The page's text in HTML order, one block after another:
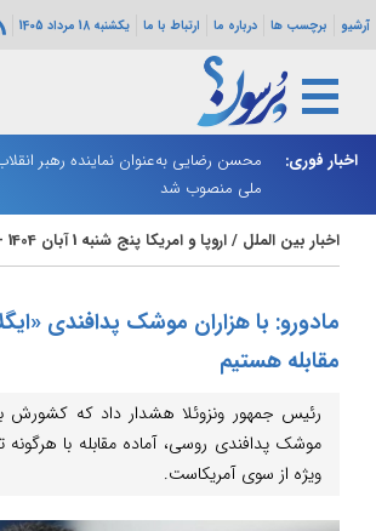
آرشیو برچسب ها درباره ما ارتباط با ما یکشنبه 18 مرداد 1405
اخبار فوری:
محسن رضایی به‌عنوان نماینده رهبر
ملی منصوب شد
اخبار بین الملل /اروپا و امریکا پنج شنبه 1 آبان 1404 - 08:43
مادورو: با هزاران موشک پدافندی
مقابله هستیم
رئیس جمهور ونزوئلا هشدار داد که کشورش
موشک پدافندی روسی، آماده مقابله با هرگونه
ویژه از سوی آمریکاست.